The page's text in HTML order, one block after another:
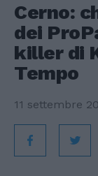
Cerno:
dei
killer di
Tempo
11 settembre